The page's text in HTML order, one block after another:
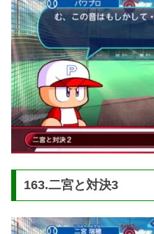
163.二宮と対決3